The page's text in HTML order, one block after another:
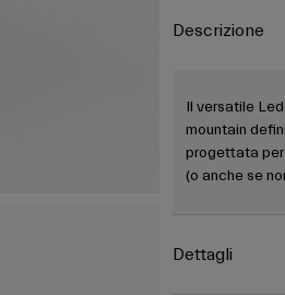
Descrizione
Il versatile
mountain
progettata
(o anche se
Dettagli